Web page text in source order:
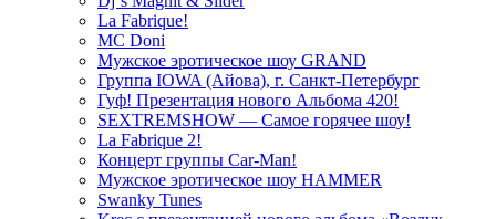
La Fabrique!
MC Doni
Мужское эротическое шоу GRAND
Группа IOWA (Айова), г. Санкт-Петербург
Гуф! Презентация нового Альбома 420!
SEXTREMSHOW — Самое горячее шоу!
La Fabrique 2!
Концерт группы Car-Man!
Мужское эротическое шоу HAMMER
Swanky Tunes